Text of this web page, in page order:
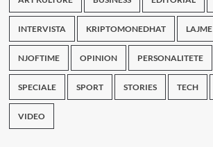
INTERVISTA KRIPTOMONEDHAT LAJME
NJOFTIME OPINION PERSONALITETE
SPECIALE SPORT STORIES TECH
VIDEO